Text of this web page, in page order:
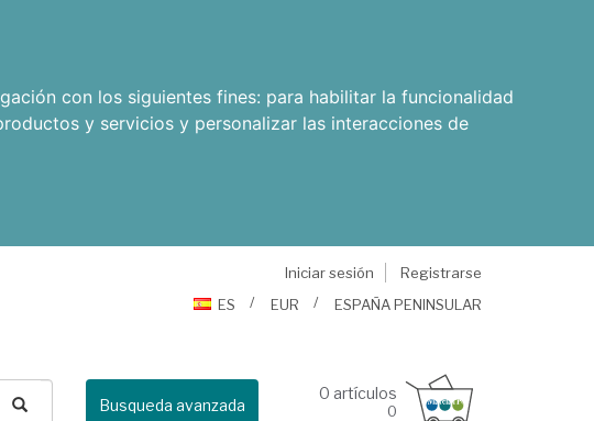
con los siguientes fines: para habilitar la funcionalidad
y servicios y personalizar las interacciones de
Iniciar sesión
Registrarse
ES
EUR ESPAÑA PENINSULAR
Busqueda avanzada
0 artículos
0